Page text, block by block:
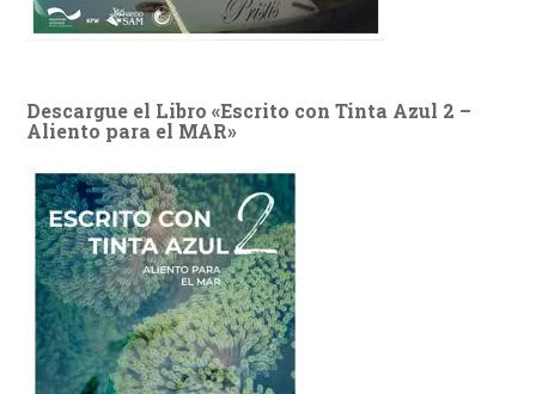
Descargue el Libro «Escrito con Tinta Azul 2 –
Aliento para el MAR»